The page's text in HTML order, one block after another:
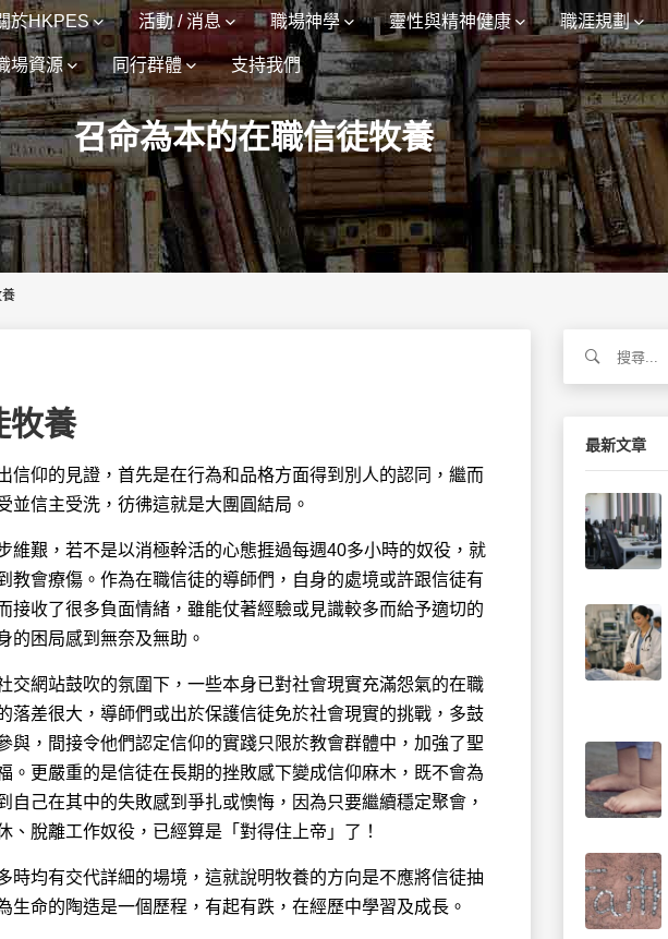
於HKPES 活動 / 消息 職場神學 靈性與精神健康 職涯規劃
場資源 同行群體 支持我們
召命為本的在職信徒牧養
牧養
信仰的見證，首先是在行為和品格方面得到別人的認同，繼而
並信主受洗，彷彿這就是大團圓結局。
維艱，若不是以消極幹活的心態捱過每週40多小時的奴役，就
教會療傷。作為在職信徒的導師們，自身的處境或許跟信徒有
接收了很多負面情緒，雖能仗著經驗或見識較多而給予適切的
的困局感到無奈及無助。
交網站鼓吹的氛圍下，一些本身已對社會現實充滿怨氣的在職
落差很大，導師們或出於保護信徒免於社會現實的挑戰，多鼓
與，間接令他們認定信仰的實踐只限於教會群體中，加強了聖
。更嚴重的是信徒在長期的挫敗感下變成信仰麻木，既不會為
自己在其中的失敗感到爭扎或懊悔，因為只要繼續穩定聚會，
、脫離工作奴役，已經算是「對得住上帝」了！
時均有交代詳細的場境，這就說明牧養的方向是不應將信徒抽
生命的陶造是一個歷程，有起有跌，在經歷中學習及成長。
關
最新文章